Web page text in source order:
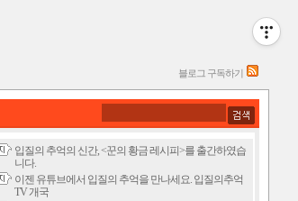
블로그 구독하기
입질의 추억의 신간, <꾼의 황금 레시피>를 출간하였습
니다.
이젠 유튜브에서 입질의 추억을 만나세요. 입질의추억
TV 개국